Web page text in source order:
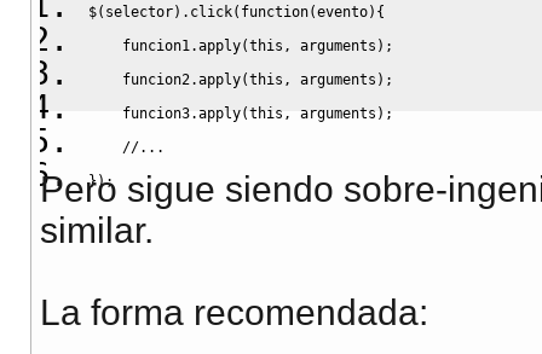
$( selector) . click( function(evento) {
funcion1.apply(this , arguments ) ;
funcion2.apply(this , arguments ) ;
funcion3.apply(this , arguments ) ;
//...
});
Pero sigue siendo sobre-
similar.
La forma recomendada: